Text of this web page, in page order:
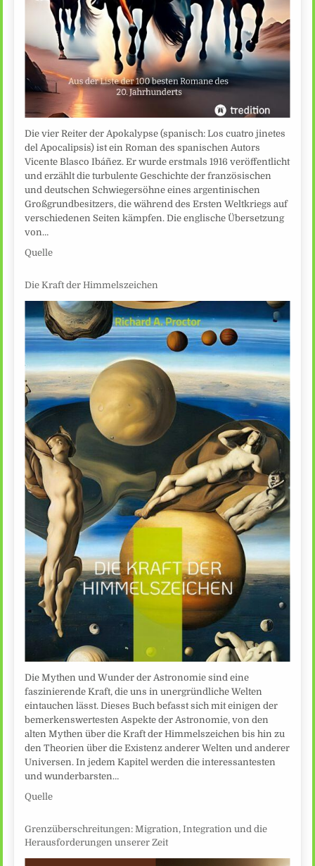
Die vier Reiter der Apokalypse (spanisch: Los cuatro jinetes
del Apocalipsis) ist ein Roman des spanischen Autors
Vicente Blasco Ibáñez. Er wurde erstmals 1916 veröffentlicht
und erzählt die turbulente Geschichte der französischen
und deutschen Schwiegersöhne eines argentinischen
Großgrundbesitzers, die während des Ersten Weltkriegs auf
verschiedenen Seiten kämpfen. Die englische Übersetzung
von…
Quelle
Die Kraft der Himmelszeichen
Die Mythen und Wunder der Astronomie sind eine
faszinierende Kraft, die uns in unergründliche Welten
eintauchen lässt. Dieses Buch befasst sich mit einigen der
bemerkenswertesten Aspekte der Astronomie, von den
alten Mythen über die Kraft der Himmelszeichen bis hin zu
den Theorien über die Existenz anderer Welten und anderer
Universen. In jedem Kapitel werden die interessantesten
und wunderbarsten…
Quelle
Grenzüberschreitungen: Migration, Integration und die
Herausforderungen unserer Zeit